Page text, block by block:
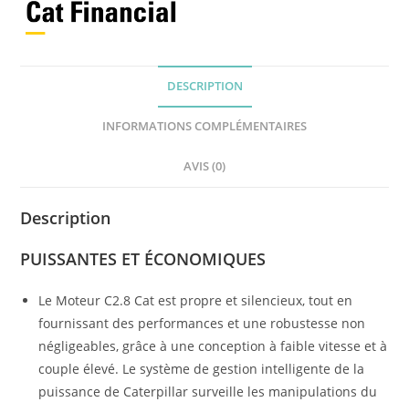
DESCRIPTION
INFORMATIONS COMPLÉMENTAIRES
AVIS (0)
Description
PUISSANTES ET ÉCONOMIQUES
Le Moteur C2.8 Cat est propre et silencieux, tout en
fournissant des performances et une robustesse non
négligeables, grâce à une conception à faible vitesse et à
couple élevé. Le système de gestion intelligente de la
puissance de Caterpillar surveille les manipulations du